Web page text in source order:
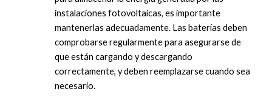
instalaciones fotovoltaicas, es importante
mantenerlas adecuadamente. Las baterías deben
comprobarse regularmente para asegurarse de
que están cargando y descargando
correctamente, y deben reemplazarse cuando sea
necesario.